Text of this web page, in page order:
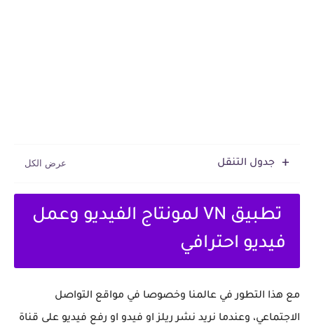
جدول التنقل
تطبيق VN لمونتاج الفيديو وعمل
فيديو احترافي
مع هذا التطور في عالمنا وخصوصا في مواقع التواصل
الاجتماعي، وعندما نريد نشر ريلز او فيدو او رفع فيديو على قناة